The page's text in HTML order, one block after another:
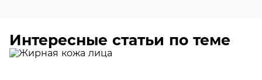
Интересные статьи по теме